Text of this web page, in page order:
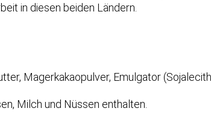
in diesen beiden Ländern.
Magerkakaopulver, Emulgator
Milch und Nüssen enthalten.